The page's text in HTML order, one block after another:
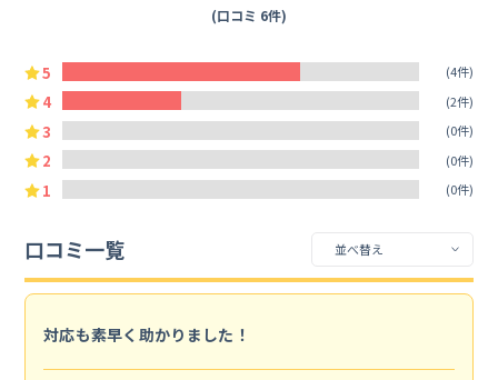
(口コミ 6件)
5 (4件)
4 (2件)
3 (0件)
2 (0件)
1 (0件)
口コミ一覧
対応も素早く助かりました！